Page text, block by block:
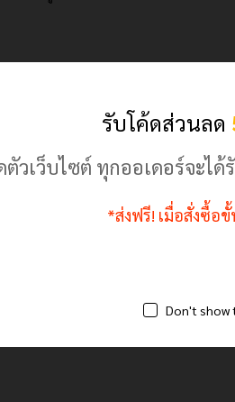
Reserved รับโค้ดส่วนลด
ตัวเว็บไซต์ ทุกออเดอร์จะไ
*ส่งฟรี! เมื่อสั่งซื้อ
Don't show